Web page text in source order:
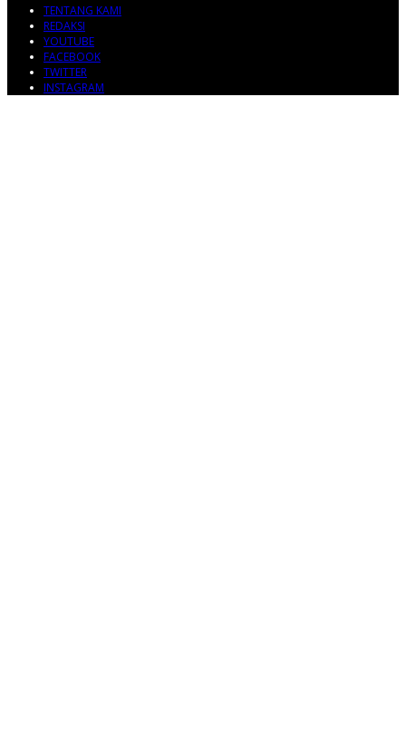
TENTANG KAMI
REDAKSI
YOUTUBE
FACEBOOK
TWITTER
INSTAGRAM